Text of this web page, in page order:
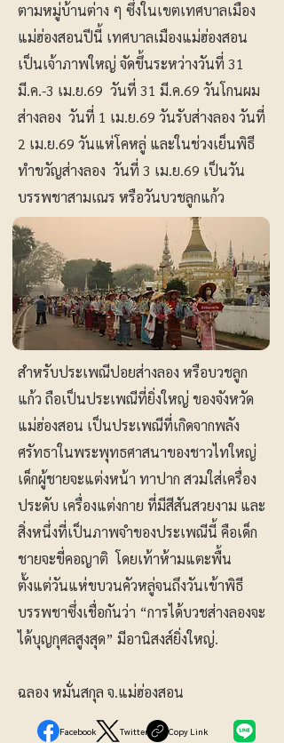
ตามหมู่บ้านต่าง ๆ ซึ่งในเขตเทศบาลเมือง
แม่ฮ่องสอนปีนี้ เทศบาลเมืองแม่ฮ่องสอน
เป็นเจ้าภาพใหญ่ จัดขึ้นระหว่างวันที่ 31
มี.ค.-3 เม.ย.69 วันที่ 31 มี.ค.69 วันโกนผม
ส่างลอง วันที่ 1 เม.ย.69 วันรับส่างลอง วันที่
2 เม.ย.69 วันแห่โคหลู่ และในช่วงเย็นพิธี
ทำขวัญส่างลอง วันที่ 3 เม.ย.69 เป็นวัน
บรรพชาสามเณร หรือวันบวชลูกแก้ว
สำหรับประเพณีปอยส่างลอง หรือบวชลูก
แก้ว ถือเป็นประเพณีที่ยิ่งใหญ่ ของจังหวัด
แม่ฮ่องสอน เป็นประเพณีที่เกิดจากพลัง
ศรัทธาในพระพุทธศาสนาของชาวไทใหญ่
เด็กผู้ชายจะแต่งหน้า ทาปาก สวมใส่เครื่อง
ประดับ เครื่องแต่งกาย ที่มีสีสันสวยงาม และ
สิ่งหนึ่งที่เป็นภาพจำของประเพณีนี้ คือเด็ก
ชายจะขี่คอญาติ โดยเท้าห้ามแตะพื้น
ตั้งแต่วันแห่ขบวนคัวหลู่จนถึงวันเข้าพิธี
บรรพชาซึ่งเชื่อกันว่า “การได้บวชส่างลองจะ
ได้บุญกุศลสูงสุด” มีอานิสงส์ยิ่งใหญ่.
ฉลอง หมั่นสกุล จ.แม่ฮ่องสอน
Facebook Twitter Copy Link